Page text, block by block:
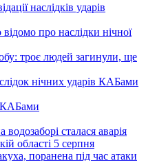
наслідків ударів
про наслідки нічної
троє людей загинули, ще
нічних ударів КАБами
КАБами
сталася аварія
області 5 серпня
поранена під час атаки